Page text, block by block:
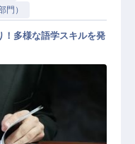
門）
！多様な語学スキルを発